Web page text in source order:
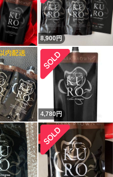
8,900円
4,780円